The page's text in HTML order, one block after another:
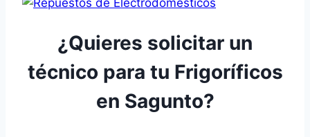
¿Quieres solicitar un
técnico para tu Frigoríficos
en Sagunto?